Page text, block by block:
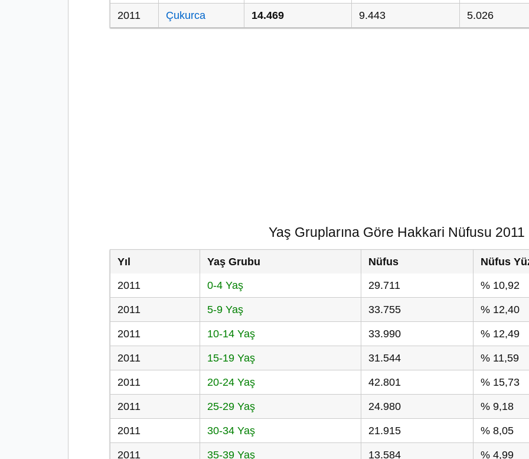
2011 Çukurca 14.469 9.443 5.026
Yaş Gruplarına Göre Hakkari Nüfusu 2011
Yıl Yaş Grubu Nüfus
Nüfus
2011
0-4 Yaş 29.711 % 10,92
2011 5-9 Yaş 33.755 % 12,40
2011 10-14 Yaş 33.990 % 12,49
2011 15-19 Yaş 31.544 % 11,59
2011 20-24 Yaş 42.801 % 15,73
2011 25-29 Yaş 24.980 % 9,18
2011 30-34 Yaş 21.915 % 8,05
2011 35-39 Yaş 13.584 % 4,99